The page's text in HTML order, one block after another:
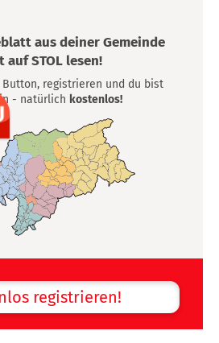
aus deiner Gemeinde
auf STOL lesen!
Button, registrieren und du bist
- natürlich kostenlos!
registrieren!